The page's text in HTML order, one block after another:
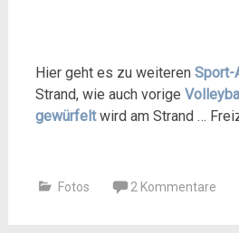
Hier geht es zu weiteren Sport-
Strand, wie auch vorige
gewürfelt wird am Strand …
Fotos 2 Kommentare